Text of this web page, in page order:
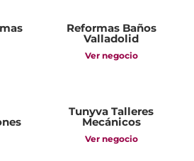
Reformas Baños
Valladolid
Ver negocio
Tunyva Talleres
Mecánicos
Ver negocio